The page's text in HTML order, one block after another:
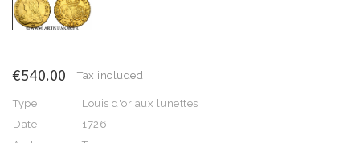
€540.00 Tax included
Type
Louis d'or aux lunettes
Date
1726